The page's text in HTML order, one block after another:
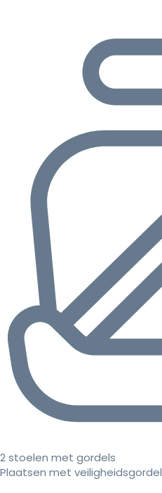
2 stoelen met gordels
Plaatsen met veiligheidsgordel